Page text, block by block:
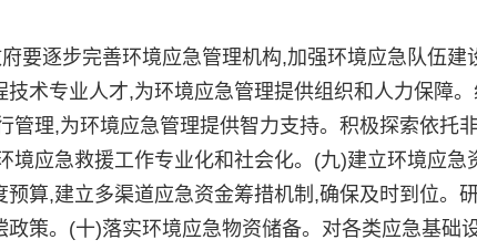
逐步完善环境应急管理机构,加强环境应急队伍建
术专业人才,为环境应急管理提供组织和人力保障
理,为环境应急管理提供智力支持。积极探索依托非
境应急救援工作专业化和社会化。(九)建立环境应急
算,建立多渠道应急资金筹措机制,确保及时到位。
策。(十)落实环境应急物资储备。对各类应急基础